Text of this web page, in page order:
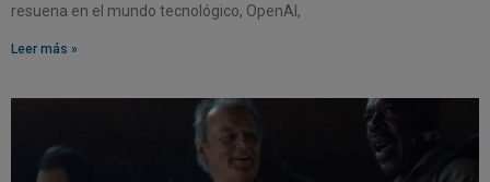
resuena en el mundo tecnológico, OpenAI,
Leer más »